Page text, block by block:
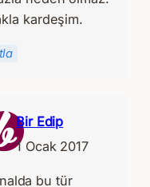
kardeşim.
Bir Edip
1 Ocak 2017
bu tür